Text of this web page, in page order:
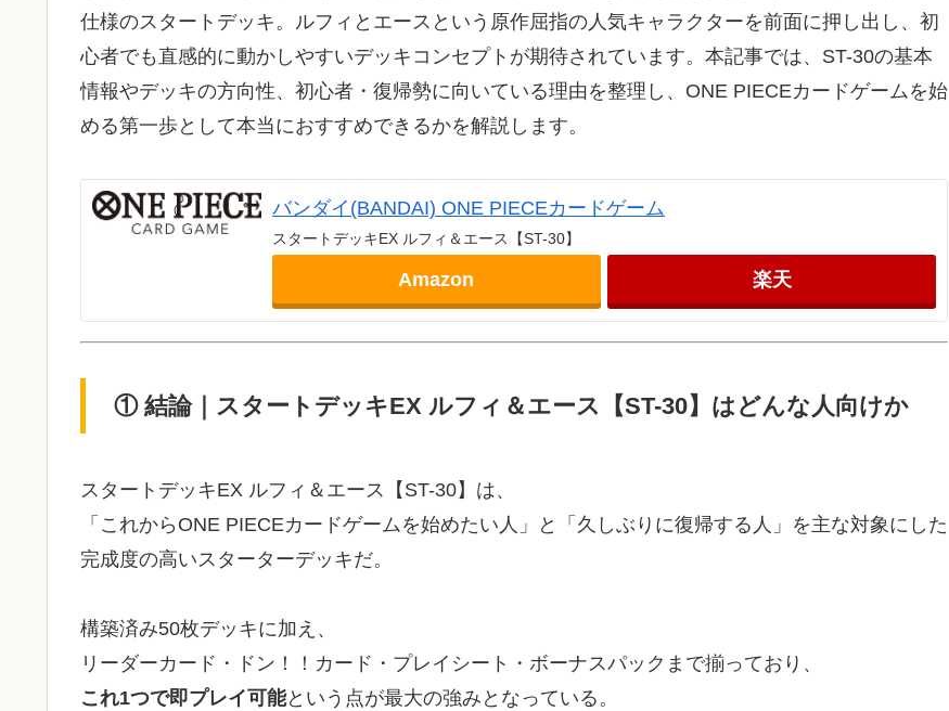
仕様のスタートデッキ。ルフィとエースという原作屈指の人気キャラクターを前面に押し出し、初
心者でも直感的に動かしやすいデッキコンセプトが期待されています。本記事では、ST-30の基本
情報やデッキの方向性、初心者・復帰勢に向いている理由を整理し、ONE PIECEカードゲームを始
める第一歩として本当におすすめできるかを解説します。
バンダイ(BANDAI) ONE PIECEカードゲーム
スタートデッキEX ルフィ＆エース【ST-30】
Amazon 楽天
① 結論｜スタートデッキEX ルフィ＆エース【ST-30】はどんな人向けか
スタートデッキEX ルフィ＆エース【ST-30】は、
「これからONE PIECEカードゲームを始めたい人」と「久しぶりに復帰する人」を主な対象にした
完成度の高いスターターデッキだ。
構築済み50枚デッキに加え、
リーダーカード・ドン！！カード・プレイシート・ボーナスパックまで揃っており、
これ1つで即プレイ可能という点が最大の強みとなっている。